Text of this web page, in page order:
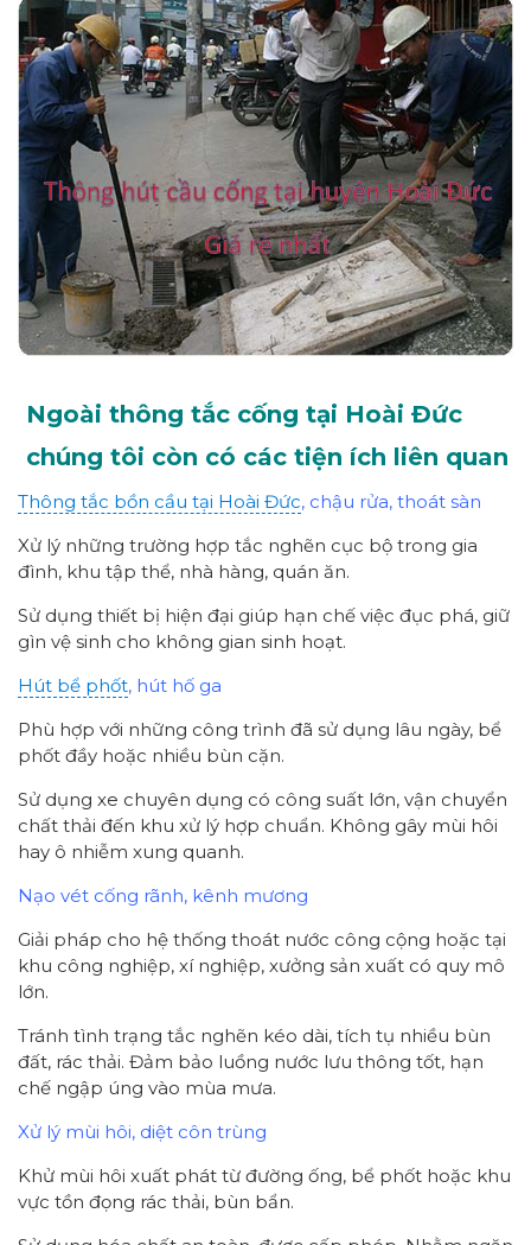
Ngoài thông tắc cống tại Hoài Đức
chúng tôi còn có các tiện ích liên quan
Thông tắc bồn cầu tại Hoài Đức, chậu rửa, thoát sàn
Xử lý những trường hợp tắc nghẽn cục bộ trong gia
đình, khu tập thể, nhà hàng, quán ăn.
Sử dụng thiết bị hiện đại giúp hạn chế việc đục phá, giữ
gìn vệ sinh cho không gian sinh hoạt.
Hút bể phốt, hút hố ga
Phù hợp với những công trình đã sử dụng lâu ngày, bể
phốt đầy hoặc nhiều bùn cặn.
Sử dụng xe chuyên dụng có công suất lớn, vận chuyển
chất thải đến khu xử lý hợp chuẩn. Không gây mùi hôi
hay ô nhiễm xung quanh.
Nạo vét cống rãnh, kênh mương
Giải pháp cho hệ thống thoát nước công cộng hoặc tại
khu công nghiệp, xí nghiệp, xưởng sản xuất có quy mô
lớn.
Tránh tình trạng tắc nghẽn kéo dài, tích tụ nhiều bùn
đất, rác thải. Đảm bảo luồng nước lưu thông tốt, hạn
chế ngập úng vào mùa mưa.
Xử lý mùi hôi, diệt côn trùng
Khử mùi hôi xuất phát từ đường ống, bể phốt hoặc khu
vực tồn đọng rác thải, bùn bẩn.